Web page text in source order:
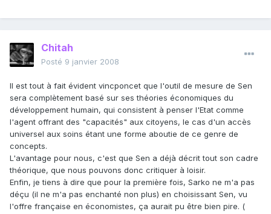
Chitah
Posté 9 janvier 2008
Il est tout à fait évident vincponcet que l'outil de mesure de Sen
sera complètement basé sur ses théories économiques du
développement humain, qui consistent à penser l'Etat comme
l'agent offrant des "capacités" aux citoyens, le cas d'un accès
universel aux soins étant une forme aboutie de ce genre de
concepts.
L'avantage pour nous, c'est que Sen a déjà décrit tout son cadre
théorique, que nous pouvons donc critiquer à loisir.
Enfin, je tiens à dire que pour la première fois, Sarko ne m'a pas
déçu (il ne m'a pas enchanté non plus) en choisissant Sen, vu
l'offre française en économistes, ça aurait pu être bien pire. (